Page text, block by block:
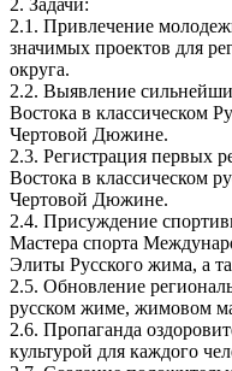
2. Задачи:
2.1. Привлечение
значимых проектов для
округа.
2.2. Выявление
Востока в классическом
Чертовой Дюжине.
2.3. Регистрация первых
Востока в классическом
Чертовой Дюжине.
2.4. Присуждение
Мастера спорта
Элиты Русского жима, а
2.5. Обновление
русском жиме, жимовом
2.6. Пропаганда
культурой для каждого